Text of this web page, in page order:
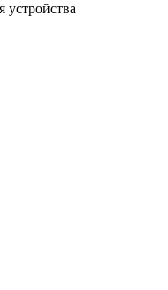
устройства